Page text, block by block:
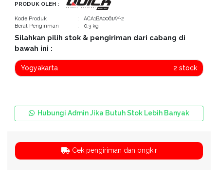
PRODUK OLEH :
Kode Produk
: ACA1BA0061AY-2
Berat Pengiriman
: 0.3 kg
Silahkan pilih stok & pengiriman dari cabang di
bawah ini :
Yogyakarta 2 stock
Hubungi Admin Jika Butuh Stok Lebih Banyak
Cek pengiriman dan ongkir